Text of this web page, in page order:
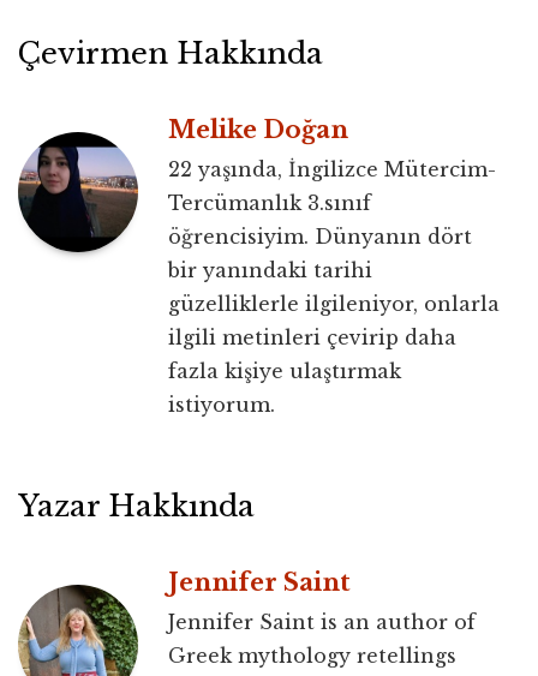
Çevirmen Hakkında
Melike Doğan
22 yaşında, İngilizce Mütercim-
Tercümanlık 3.sınıf
öğrencisiyim. Dünyanın dört
bir yanındaki tarihi
güzelliklerle ilgileniyor, onlarla
ilgili metinleri çevirip daha
fazla kişiye ulaştırmak
istiyorum.
Yazar Hakkında
Jennifer Saint
Jennifer Saint is an author of
Greek mythology retellings